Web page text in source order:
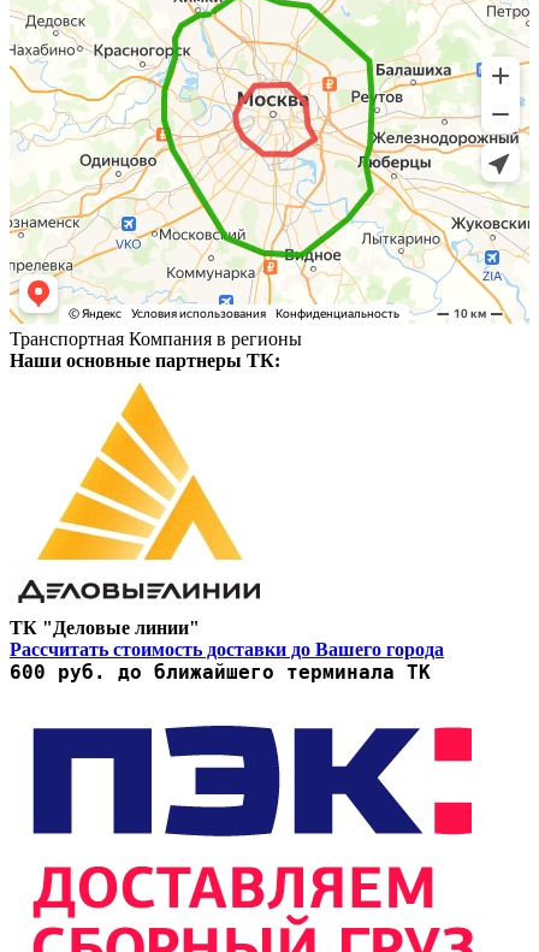
Транспортная Компания в регионы
Наши основные партнеры ТК:
ТК "Деловые линии"
Рассчитать стоимость доставки до Вашего города
600 руб. до ближайшего терминала ТК